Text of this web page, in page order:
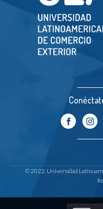
© 2022. Universidad